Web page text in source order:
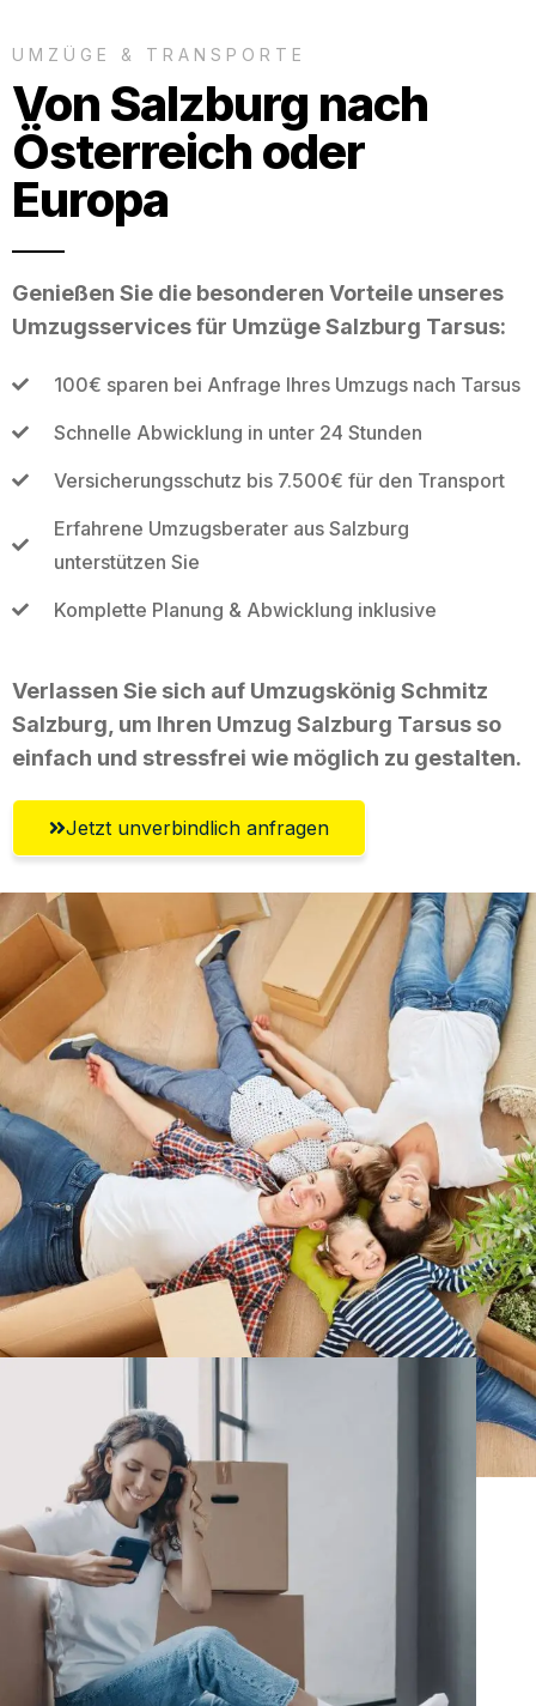
UMZÜGE & TRANSPORTE
Von Salzburg nach
Österreich oder
Europa
Genießen Sie die besonderen Vorteile unseres
Umzugsservices für Umzüge Salzburg Tarsus:
100€ sparen bei Anfrage Ihres Umzugs nach Tarsus
Schnelle Abwicklung in unter 24 Stunden
Versicherungsschutz bis 7.500€ für den Transport
Erfahrene Umzugsberater aus Salzburg
unterstützen Sie
Komplette Planung & Abwicklung inklusive
Verlassen Sie sich auf Umzugskönig Schmitz
Salzburg, um Ihren Umzug Salzburg Tarsus so
einfach und stressfrei wie möglich zu gestalten.
Jetzt unverbindlich anfragen